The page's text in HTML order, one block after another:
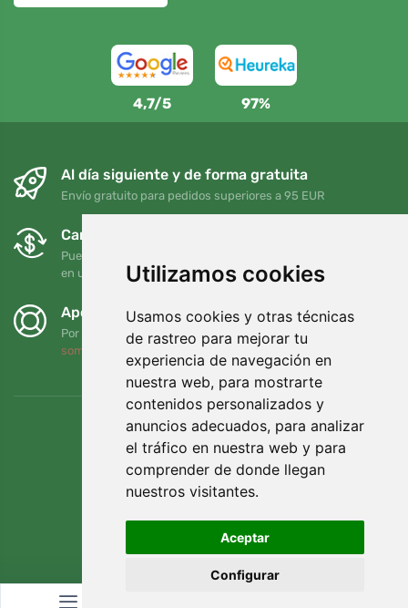
Utilizamos cookies
Usamos cookies y otras técnicas
de rastreo para mejorar tu
experiencia de navegación en
nuestra web, para mostrarte
contenidos personalizados y
anuncios adecuados, para analizar
el tráfico en nuestra web y para
comprender de donde llegan
nuestros visitantes.
Aceptar
Configurar
4,7/5 97%
Al día siguiente y de forma gratuita
Envío gratuito para pedidos superiores a 95 EUR
Cambios y devoluciones gratuitos
Puede devolver o cambiar su pedido en cualquier momento
en un plazo de 90 días
Apoyamos a Trees.org
Por cada pedido plantamos un árbol. Leer más
somos